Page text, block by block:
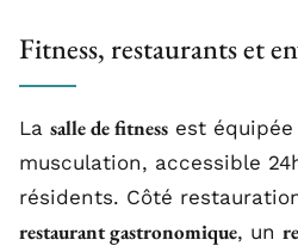
Fitness, restaurants et
La salle de fitness est équipée
musculation, accessible
résidents. Côté
restaurant gastronomique, un